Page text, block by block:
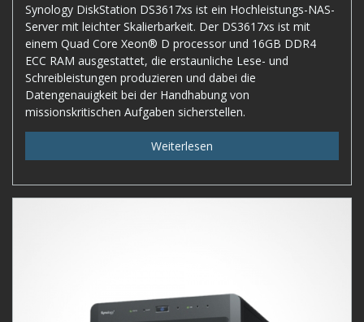
Synology DiskStation DS3617xs ist ein Hochleistungs-NAS-
Server mit leichter Skalierbarkeit. Der DS3617xs ist mit
einem Quad Core Xeon® D processor und 16GB DDR4
ECC RAM ausgestattet, die erstaunliche Lese- und
Schreibleistungen produzieren und dabei die
Datengenauigkeit bei der Handhabung von
missionskritischen Aufgaben sicherstellen.
Weiterlesen